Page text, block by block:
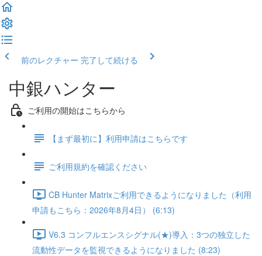
前のレクチャー 完了して続ける
中銀ハンター
ご利用の開始はこちらから
【まず最初に】利用申請はこちらです
ご利用規約を確認ください
CB Hunter Matrixご利用できるようになりました（利用
申請もこちら：2026年8月4日） (6:13)
V6.3 コンフルエンスシグナル(★)導入：3つの独立した
流動性データを監視できるようになりました (8:23)